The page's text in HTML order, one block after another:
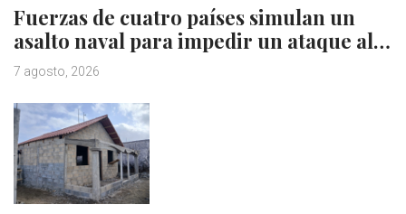
Fuerzas de cuatro países simulan un
asalto naval para impedir un ataque al…
7 agosto, 2026